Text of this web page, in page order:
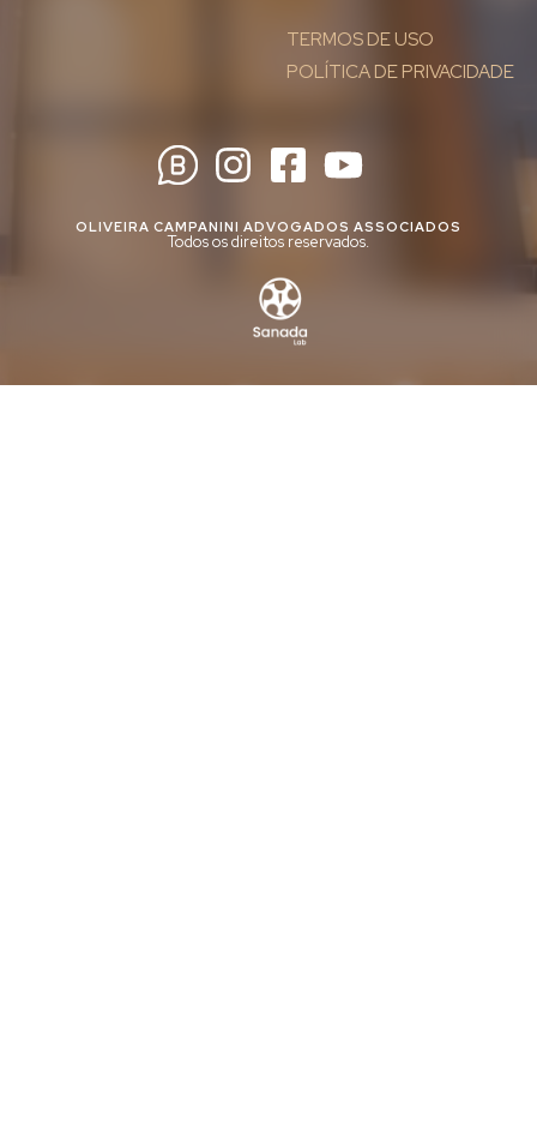
TERMOS DE USO
POLÍTICA DE PRIVACIDADE
OLIVEIRA CAMPANINI ADVOGADOS ASSOCIADOS
Todos os direitos reservados.